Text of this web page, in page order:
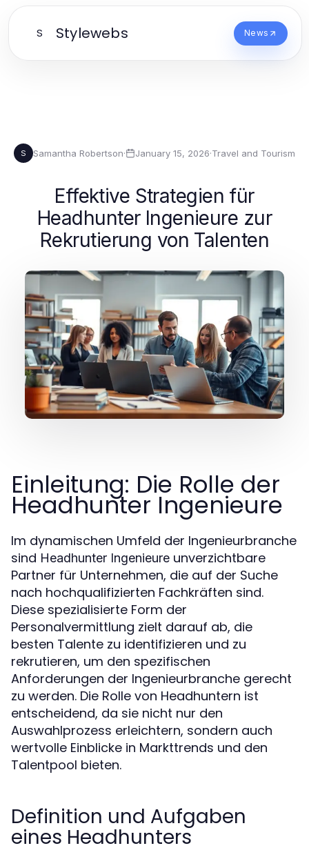
S Stylewebs News
S Samantha Robertson· January 15, 2026·Travel and Tourism
Effektive Strategien für
Headhunter Ingenieure zur
Rekrutierung von Talenten
Einleitung: Die Rolle der
Headhunter Ingenieure
Im dynamischen Umfeld der Ingenieurbranche
sind Headhunter Ingenieure unverzichtbare
Partner für Unternehmen, die auf der Suche
nach hochqualifizierten Fachkräften sind.
Diese spezialisierte Form der
Personalvermittlung zielt darauf ab, die
besten Talente zu identifizieren und zu
rekrutieren, um den spezifischen
Anforderungen der Ingenieurbranche gerecht
zu werden. Die Rolle von Headhuntern ist
entscheidend, da sie nicht nur den
Auswahlprozess erleichtern, sondern auch
wertvolle Einblicke in Markttrends und den
Talentpool bieten.
Definition und Aufgaben
eines Headhunters